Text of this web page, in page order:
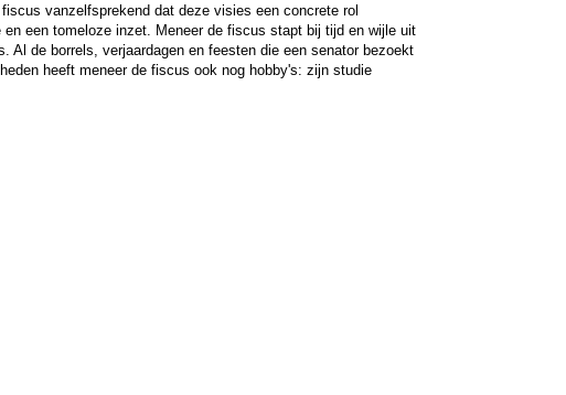
vanzelfsprekend dat deze visies een concrete rol
een tomeloze inzet. Meneer de fiscus stapt bij tijd en wijle uit
Al de borrels, verjaardagen en feesten die een senator bezoekt
heeft meneer de fiscus ook nog hobby's: zijn studie